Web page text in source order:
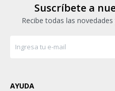
Suscríbete a
Recibe todas las
AYUDA